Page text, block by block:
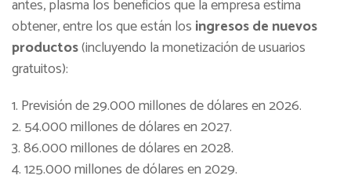
antes, plasma los beneficios que la empresa estima
obtener, entre los que están los ingresos de nuevos
productos(incluyendo la monetización de usuarios
gratuitos):
Previsión de 29.000 millones de dólares en 2026.
54.000 millones de dólares en 2027.
86.000 millones de dólares en 2028.
125.000 millones de dólares en 2029.